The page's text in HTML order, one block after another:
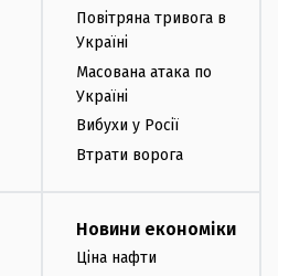
Повітряна тривога в
Україні
Масована атака по
Україні
Вибухи у Росії
Втрати ворога
Новини економіки
Ціна нафти